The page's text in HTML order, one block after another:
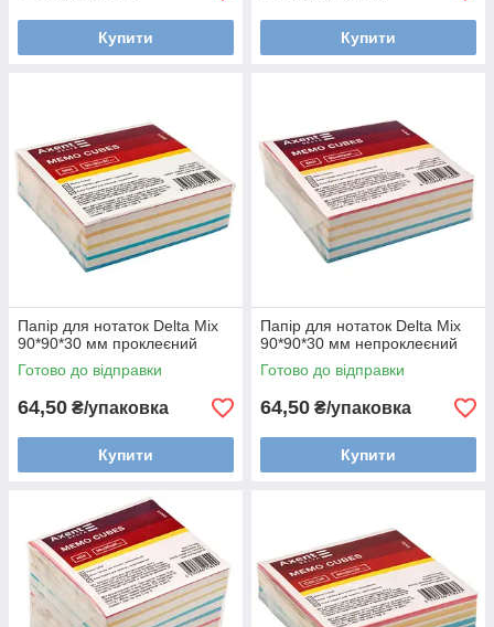
Купити Купити
Папір для нотаток Delta Mix
90*90*30 мм проклеєний
Готово до відправки
64,50 ₴/упаковка
Купити
Папір для нотаток Delta Mix
90*90*30 мм непроклеєний
Готово до відправки
64,50 ₴/упаковка
Купити